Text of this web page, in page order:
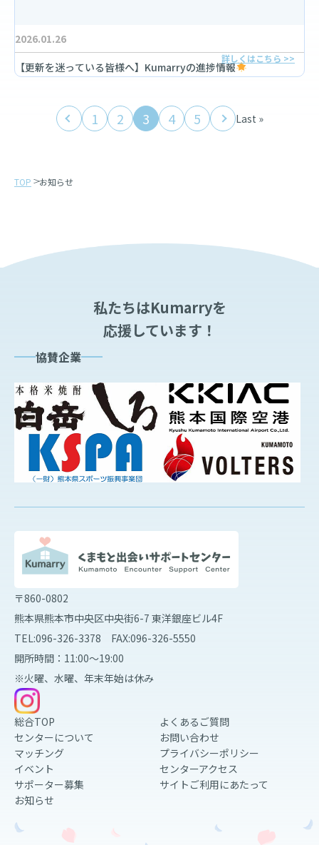
2026.01.26
【更新を迷っている皆様へ】Kumarryの進捗情報
詳しくはこちら >>
1 2 3 4 5 Last »
TOP お知らせ
私たちはKumarryを
応援しています！
協賛企業
〒860-0802
熊本県熊本市中央区中央街6-7 東洋銀座ビル4F
TEL:096-326-3378 FAX:096-326-5550
開所時間：11:00～19:00
※火曜、水曜、年末年始は休み
総合TOP
よくあるご質問
センターについて
お問い合わせ
マッチング
プライバシーポリシー
イベント
センターアクセス
サポーター募集
サイトご利用にあたって
お知らせ